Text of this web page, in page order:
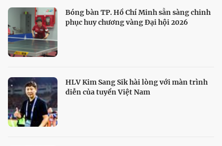
Bóng bàn TP. Hồ Chí Minh sẵn sàng chinh
phục huy chương vàng Đại hội 2026
HLV Kim Sang Sik hài lòng với màn trình
diễn của tuyển Việt Nam